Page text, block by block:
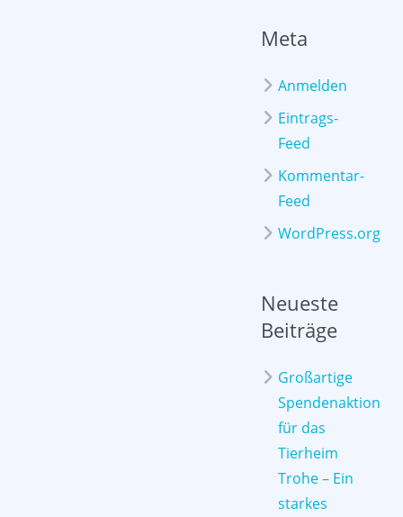
Meta
Anmelden
Eintrags-
Feed
Kommentar-
Feed
WordPress.org
Neueste
Beiträge
Großartige
Spendenaktion
für das
Tierheim
Trohe – Ein
starkes